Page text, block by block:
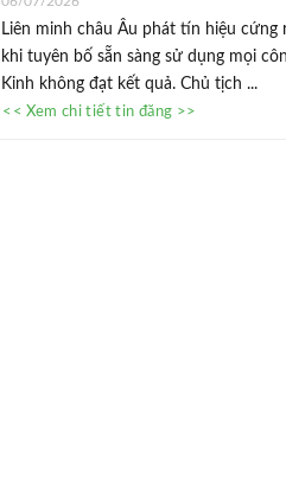
Liên minh châu Âu phát tín hiệu
khi tuyên bố sẵn sàng sử dụng mọi
Kinh không đạt kết quả. Chủ tịch ...
<< Xem chi tiết tin đăng >>